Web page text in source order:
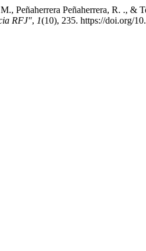
Peñaherrera Peñaherrera, R. ., &
RFJ", 1(10), 235. https://doi.org/